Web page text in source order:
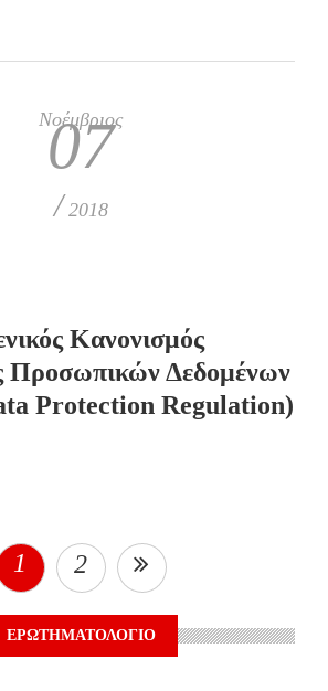
Νοέμβριος
07
/ 2018
Κανονισμός
Προσωπικών Δεδομένων
Protection Regulation)
1 2
ΕΡΩΤΗΜΑΤΟΛΟΓΙΟ